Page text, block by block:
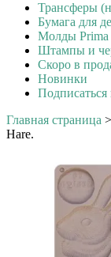
Трансферы
Бумага для
Молды Prima
Штампы и
Скоро в
Новинки
Подписаться
Главная страница >
Hare.